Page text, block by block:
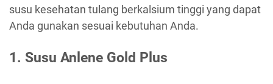
susu kesehatan tulang berkalsium tinggi yang dapat
Anda gunakan sesuai kebutuhan Anda.
1. Susu Anlene Gold Plus